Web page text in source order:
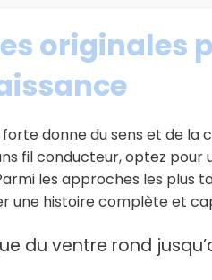
originales
donne du sens et de la
fil conducteur, optez
les approches les plus
une histoire complète et
du ventre rond